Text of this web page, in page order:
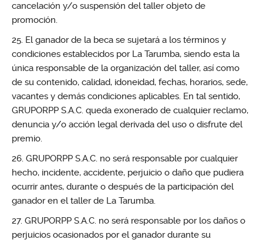
cancelación y/o suspensión del taller objeto de
promoción.
El ganador de la beca se sujetará a los términos y
condiciones establecidos por La Tarumba, siendo esta la
única responsable de la organización del taller, así como
de su contenido, calidad, idoneidad, fechas, horarios, sede,
vacantes y demás condiciones aplicables. En tal sentido,
GRUPORPP S.A.C. queda exonerado de cualquier reclamo,
denuncia y/o acción legal derivada del uso o disfrute del
premio.
GRUPORPP S.A.C. no será responsable por cualquier
hecho, incidente, accidente, perjuicio o daño que pudiera
ocurrir antes, durante o después de la participación del
ganador en el taller de La Tarumba.
GRUPORPP S.A.C. no será responsable por los daños o
perjuicios ocasionados por el ganador durante su